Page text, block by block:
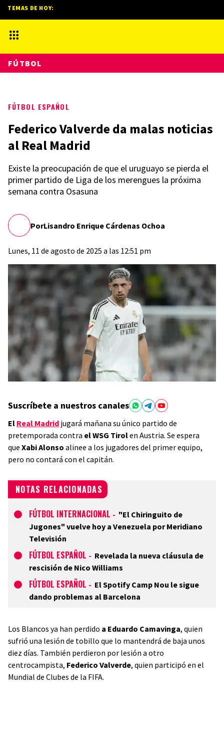
FÚTBOL ESPAÑOL
Federico Valverde da malas noticias
al Real Madrid
Existe la preocupación de que el uruguayo se pierda el
primer partido de Liga de los merengues la próxima
semana contra Osasuna
PorLisandro Enrique Cárdenas Ochoa
Lunes, 11 de agosto de 2025 a las 12:51 pm
Suscríbete a nuestros canales
El Real Madrid jugará mañana su único partido de
pretemporada contra el WSG Tirolen Austria. Se espera
que Xabi Alonso alinee a los jugadores del primer equipo,
pero no contará con el capitán.
NOTAS RELACIONADAS
FÚTBOL INTERNACIONAL - "El Chiringuito de
Jugones" vuelve hoy a Venezuela por Meridiano
Televisión
FÚTBOL ESPAÑOL - Revelada la nueva cláusula de
rescisión de Nico Williams
FÚTBOL ESPAÑOL - El Spotify Camp Nou le sigue
dando problemas al Barcelona
Los Blancos ya han perdido a Eduardo Camavinga, quien
sufrió una lesión de tobillo que lo mantendrá de baja unos
diez días. También perdieron por lesión a otro
centrocampista, Federico Valverde, quien participó en el
Mundial de Clubes de la FIFA.
TEMAS DE HOY:
FÚTBOL